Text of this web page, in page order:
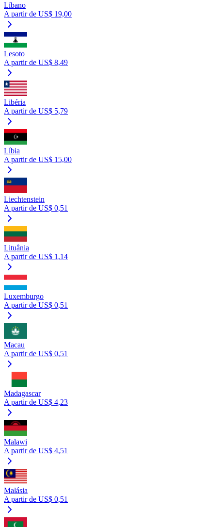
Líbano
A partir de US$ 19,00
Lesoto
A partir de US$ 8,49
Libéria
A partir de US$ 5,79
Líbia
A partir de US$ 15,00
Liechtenstein
A partir de US$ 0,51
Lituânia
A partir de US$ 1,14
Luxemburgo
A partir de US$ 0,51
Macau
A partir de US$ 0,51
Madagascar
A partir de US$ 4,23
Malawi
A partir de US$ 4,51
Malásia
A partir de US$ 0,51